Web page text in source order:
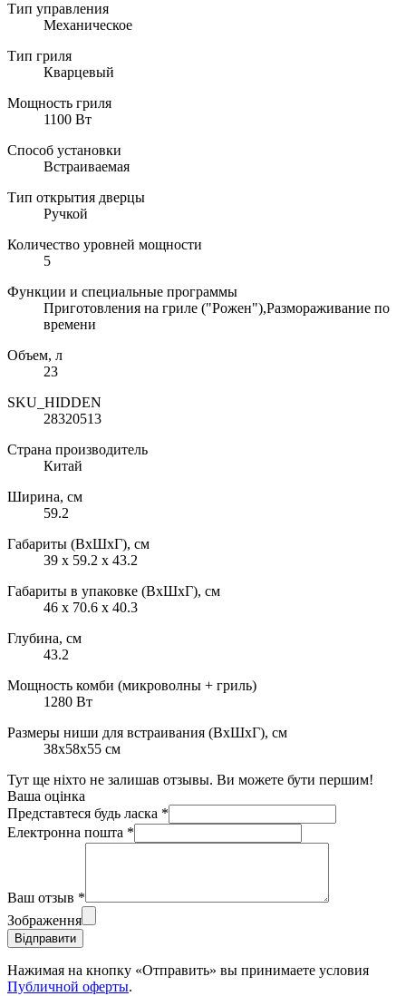
Тип управления
Механическое
Тип гриля
Кварцевый
Мощность гриля
1100 Вт
Способ установки
Встраиваемая
Тип открытия дверцы
Ручкой
Количество уровней мощности
5
Функции и специальные программы
Приготовления на гриле ("Рожен"),Размораживание по
времени
Объем, л
23
SKU_HIDDEN
28320513
Страна производитель
Китай
Ширина, см
59.2
Габариты (ВхШхГ), см
39 x 59.2 x 43.2
Габариты в упаковке (ВхШхГ), см
46 x 70.6 x 40.3
Глубина, см
43.2
Мощность комби (микроволны + гриль)
1280 Вт
Размеры ниши для встраивания (ВxШxГ), см
38х58х55 см
Тут ще ніхто не залишав отзывы. Ви можете бути першим!
Ваша оцінка
Представтеся будь ласка *
Електронна пошта *
Ваш отзыв *
Зображення
Відправити
Нажимая на кнопку «Отправить» вы принимаете условия
Публичной оферты.